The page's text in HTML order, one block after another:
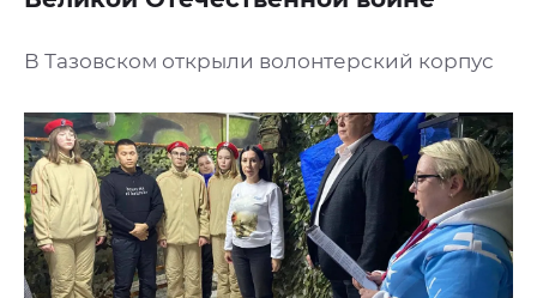
В Тазовском открыли волонтерский корпус